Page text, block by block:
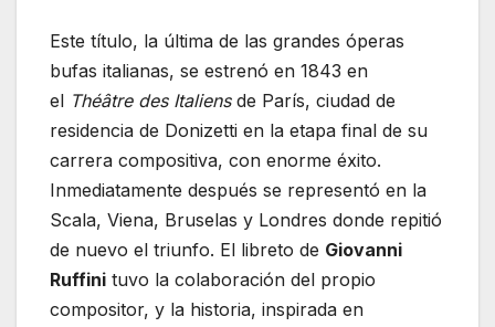
Este título, la última de las grandes óperas
bufas italianas, se estrenó en 1843 en
el Théâtre des Italiensde París, ciudad de
residencia de Donizetti en la etapa final de su
carrera compositiva, con enorme éxito.
Inmediatamente después se representó en la
Scala, Viena, Bruselas y Londres donde repitió
de nuevo el triunfo. El libreto de Giovanni
Ruffini tuvo la colaboración del propio
compositor, y la historia, inspirada en